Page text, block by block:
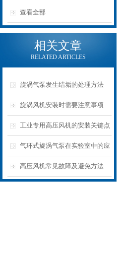
查看全部
相关文章
RELATED ARTICLES
旋涡气泵发生结垢的处理方法
旋涡风机安装时需要注意事项
工业专用高压风机的安装关键点
在哪里呢？
气环式旋涡气泵在实验室中的应
用
高压风机常见故障及避免方法